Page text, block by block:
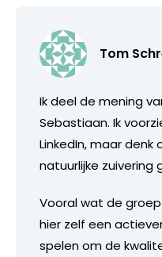
Tom
Ik deel de mening
Sebastiaan. Ik
LinkedIn, maar
natuurlijke zuivering
Vooral wat de
hier zelf een
spelen om de